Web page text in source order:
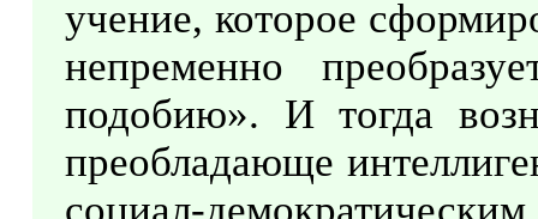
учение, которое
непременно
подобию». И тогда
преобладающе